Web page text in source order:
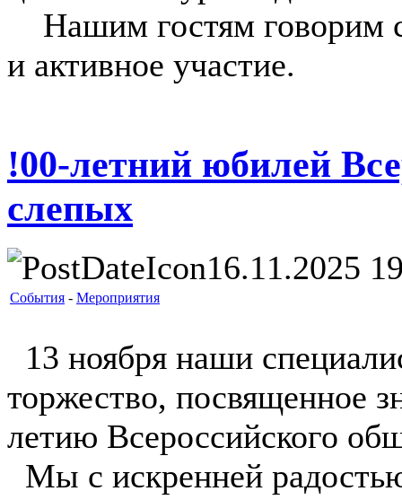
Нашим гостям говорим
и активное участие.
!00-летний юбилей
слепых
16.11.2025
События - Мероприятия
13 ноября наши
торжество, посвященное
летию Всероссийского
Мы с искренней